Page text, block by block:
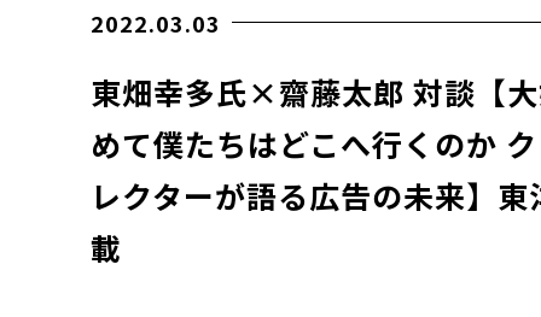
2022.03.03
東畑幸多氏×齋藤太郎 対談【
めて僕たちはどこへ行くのか
レクターが語る広告の未来】
載